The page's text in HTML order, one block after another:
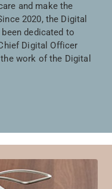
and make the
2020, the Digital
dedicated to
Digital Officer
work of the Digital